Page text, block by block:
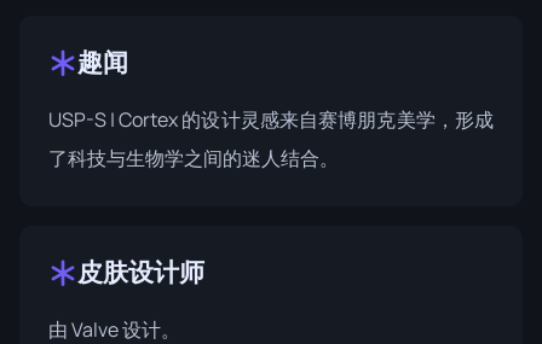
趣闻
USP-S | Cortex 的设计灵感来自赛博朋克美学，形成
了科技与生物学之间的迷人结合。
皮肤设计师
由Valve设计。